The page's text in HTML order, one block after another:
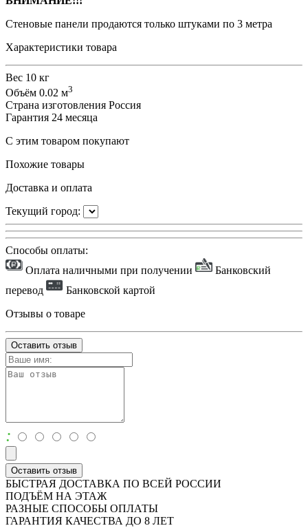
Стеновые панели продаются только штуками по 3 метра
Характеристики товара
Вес 10 кг
Объём 0.02 м3
Страна изготовления Россия
Гарантия 24 месяца
С этим товаром покупают
Похожие товары
Доставка и оплата
Текущий город:
Способы оплаты:
Оплата наличными при получении
Банковский
перевод
Банковской картой
Отзывы о товаре
Оставить отзыв
:
Оставить отзыв
БЫСТРАЯ ДОСТАВКА ПО ВСЕЙ РОССИИ
ПОДЪЁМ НА ЭТАЖ
РАЗНЫЕ СПОСОБЫ ОПЛАТЫ
ГАРАНТИЯ КАЧЕСТВА ДО 8 ЛЕТ